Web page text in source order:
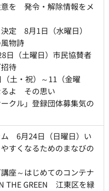
を 発令・解除情報をメ
定 8月1日（水曜日）
風物詩
（土曜日）市民協賛者
待
土・祝）～11（金曜
よ その思い
クル」登録団体募集気の
6月24日（日曜日）い
すくなるためのまなびの
座～はじめてのコンテナ
THE GREEN 江東区を緑